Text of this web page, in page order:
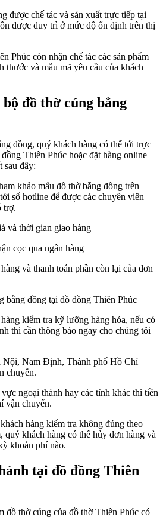
được chế tác và sản xuất trực tiếp tại
được duy trì ở mức độ ổn định trên thị
Phúc còn nhận chế tác các sản phẩm
thước và mẫu mã yêu cầu của khách
đồ thờ cúng bằng
đồng, quý khách hàng có thể tới trực
Thiên Phúc hoặc đặt hàng online
sau đây:
khảo mẫu đồ thờ bằng đồng trên
số hotline để được các chuyên viên
trợ.
và thời gian giao hàng
cọc qua ngân hàng
và thanh toán phần còn lại của đơn
bằng đồng tại đồ đồng Thiên Phúc
kiểm tra kỹ lưỡng hàng hóa, nếu có
thì cần thông báo ngay cho chúng tôi
Nội, Nam Định, Thành phố Hồ Chí
chuyển.
ngoại thành hay các tỉnh khác thì tiền
vận chuyển.
hàng kiểm tra không đúng theo
quý khách hàng có thể hủy đơn hàng và
khoản phí nào.
tại đồ đồng Thiên
đồ thờ cúng của đồ thờ Thiên Phúc có